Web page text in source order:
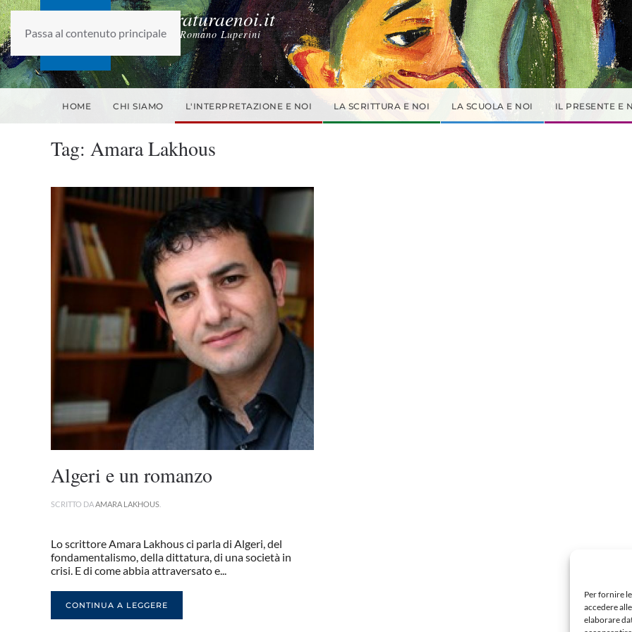
Per fornire
accedere
elaborare
Passa al contenuto principale
laletteraturaenoi.it
fondato da Romano Luperini
HOME CHI SIAMO L'INTERPRETAZIONE E NOI LA SCRITTURA E NOI LA SCUOLA E NOI IL PRESENTE E
Tag: Amara Lakhous
Algeri e un romanzo
SCRITTO DAAMARA LAKHOUS
Lo scrittore Amara Lakhous ci parla di Algeri, del
fondamentalismo, della dittatura, di una società in
crisi. E di come abbia attraversato e...
CONTINUA A LEGGERE